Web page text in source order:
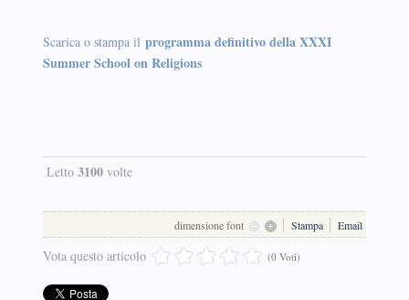
Scarica o stampa il programma definitivo della XXXI
Summer School on Religions
Letto 3100volte
dimensione font Stampa Email
Vota questo articolo (0 Voti)